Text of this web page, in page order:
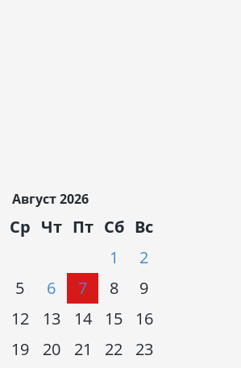
Август 2026
Ср Чт Пт Сб Вс
1
2
5 6 7 8
9
12 13 14 15
16
19 20 21 22
23